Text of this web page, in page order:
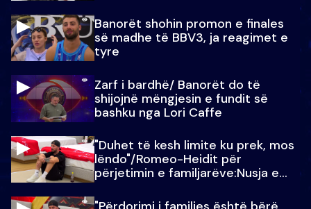
Banorët shohin promon e finales
së madhe të BBV3, ja reagimet e
tyre
Zarf i bardhë/ Banorët do të
shijojnë mëngjesin e fundit së
bashku nga Lori Caffe
"Duhet të kesh limite ku prek, mos
lëndo"/Romeo-Heidit për
përjetimin e familjarëve:Nusja e